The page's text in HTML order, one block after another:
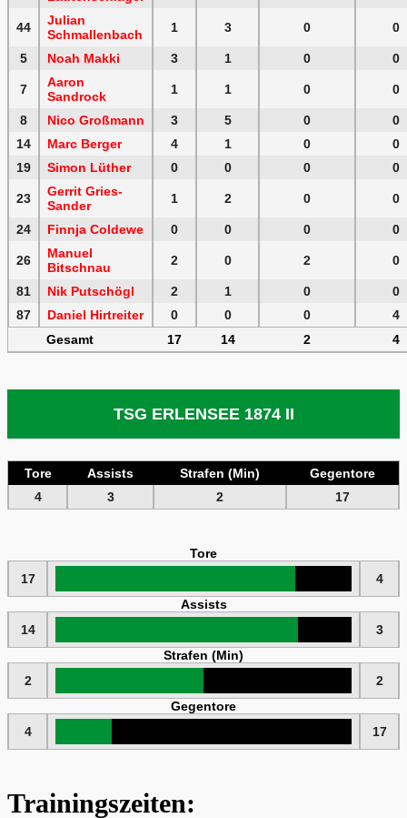
44
Julian
Schmallenbach
1 3 0 0
5 Noah Makki 3 1 0 0
7
Aaron
Sandrock
1 1 0 0
8 Nico Großmann 3 5 0
0
14
Marc Berger 4 1 0
0
19
Simon Lüther 0 0 0 0
23
Gerrit Gries-
Sander
1 2 0 0
24 Finnja Coldewe 0 0 0 0
26
Manuel
Bitschnau
2 0 2 0
81 Nik Putschögl 2 1 0
0
87
Daniel Hirtreiter 0 0 0
4
Gesamt
17 14 2 4
TSG ERLENSEE 1874 II
Tore Assists Strafen (Min)
Gegentore
4
3 2 17
Tore
17
4
Assists
14
3
Strafen (Min)
2
2
Gegentore
4
17
Trainingszeiten: